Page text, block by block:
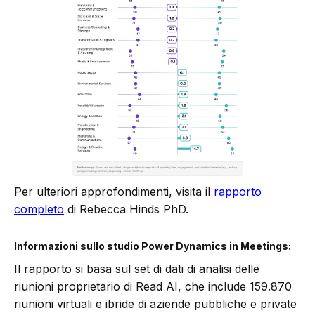
Per ulteriori approfondimenti, visita il rapporto
completo di Rebecca Hinds PhD.
Informazioni sullo studio Power Dynamics in Meetings:
Il rapporto si basa sul set di dati di analisi delle
riunioni proprietario di Read AI, che include 159.870
riunioni virtuali e ibride di aziende pubbliche e private